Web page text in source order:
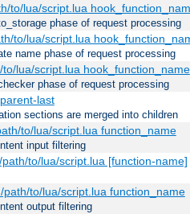
to/lua/script.lua
phase of request processing
to/lua/script.lua
name phase of request processing
lua/script.lua hook_function_name
phase of request processing
last
sections are merged into children
to/lua/script.lua function_name
input filtering
to/lua/script.lua [function-name]
to/lua/script.lua function_name
output filtering